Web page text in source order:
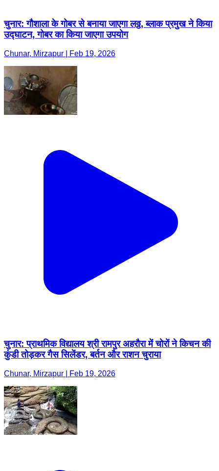
चुनार: गौशाला के गोबर से बनाया जाएगा लठ्ठ, ब्लाक प्रमुख ने किया
उद्घाटन, गोबर का किया जाएगा उपयोग
Chunar, Mirzapur | Feb 19, 2026
चुनार: प्राथमिक विद्यालय श्री रामपुर अहरौरा में चोरों ने किचन की
कुंडी तोड़कर गैस सिलेंडर, बर्तन और राशन चुराया
Chunar, Mirzapur | Feb 19, 2026